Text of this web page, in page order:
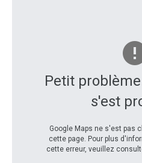
Petit
s'est
Google Maps ne s'est pas
cette page. Pour plus
cette erreur, veuillez